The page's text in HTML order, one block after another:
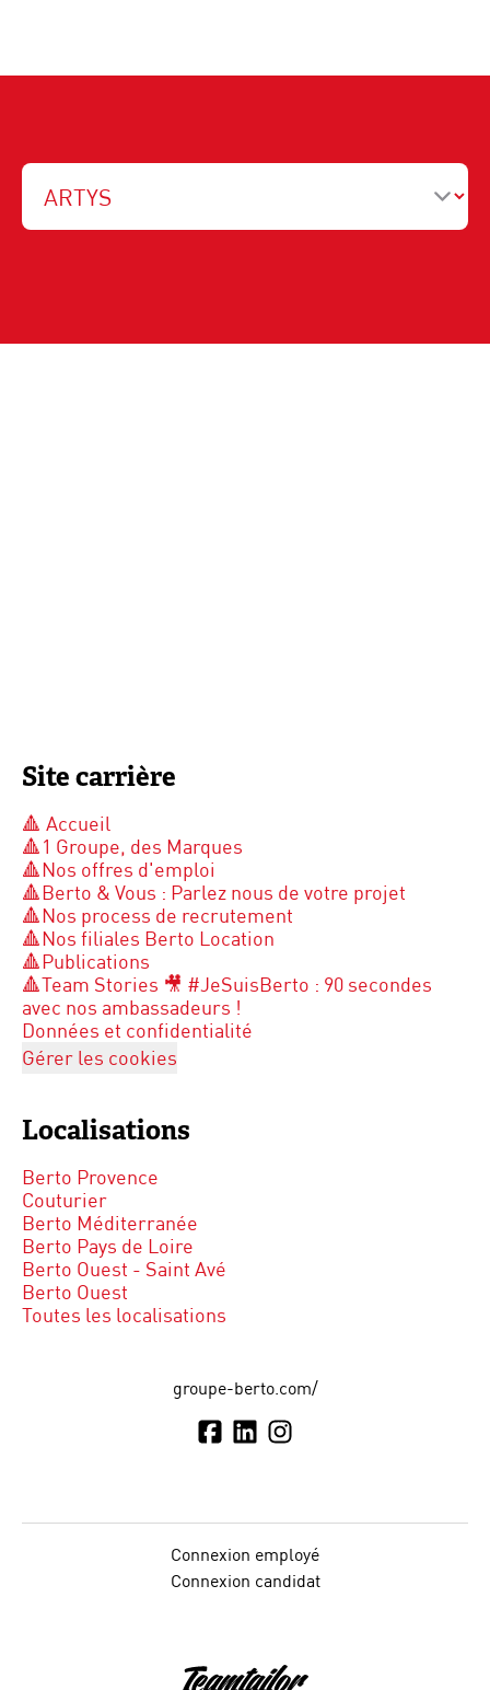
Site carrière
🔺 Accueil
🔺1 Groupe, des Marques
🔺Nos offres d'emploi
🔺Berto & Vous : Parlez nous de votre projet
🔺Nos process de recrutement
🔺Nos filiales Berto Location
🔺Publications
🔺Team Stories 🎥 #JeSuisBerto : 90 secondes
avec nos ambassadeurs !
Données et confidentialité
Gérer les cookies
Localisations
Berto Provence
Couturier
Berto Méditerranée
Berto Pays de Loire
Berto Ouest - Saint Avé
Berto Ouest
Toutes les localisations
groupe-berto.com/
Connexion employé
Connexion candidat